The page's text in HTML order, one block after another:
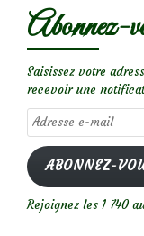
Abonnez-
Saisissez votre
recevoir une
Adresse
e-
mail
ABONNEZ-
Rejoignez les 1 740